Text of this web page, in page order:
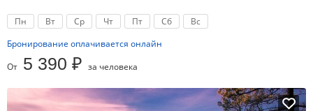
Пн Вт Ср Чт Пт Сб
Вс
Бронирование оплачивается онлайн
От 5 390 ₽ за человека